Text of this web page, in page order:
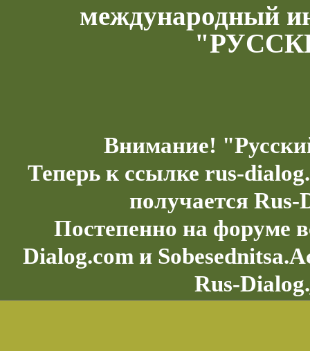
международный
Внимание!
Теперь к ссылке rus-
получается Rus-
Постепенно на форуме
Dialog.com и
Rus-Dialog.